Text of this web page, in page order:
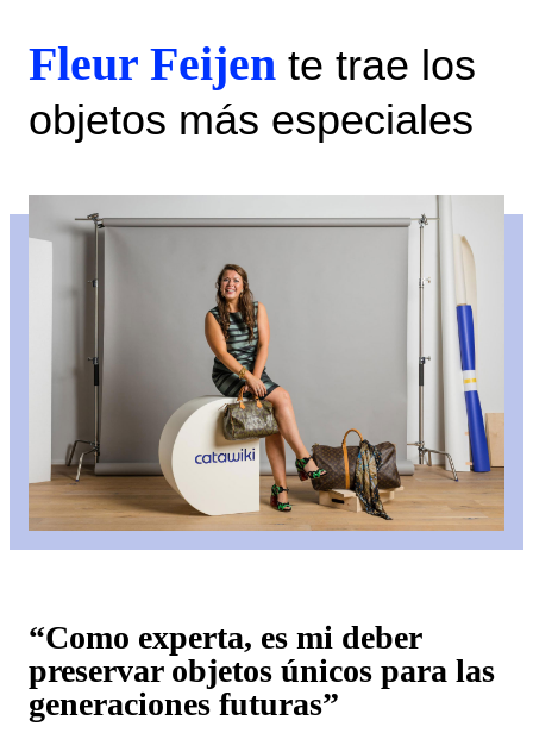
Fleur Feijen te trae los
objetos más especiales
“Como experta, es mi deber
preservar objetos únicos para las
generaciones futuras”